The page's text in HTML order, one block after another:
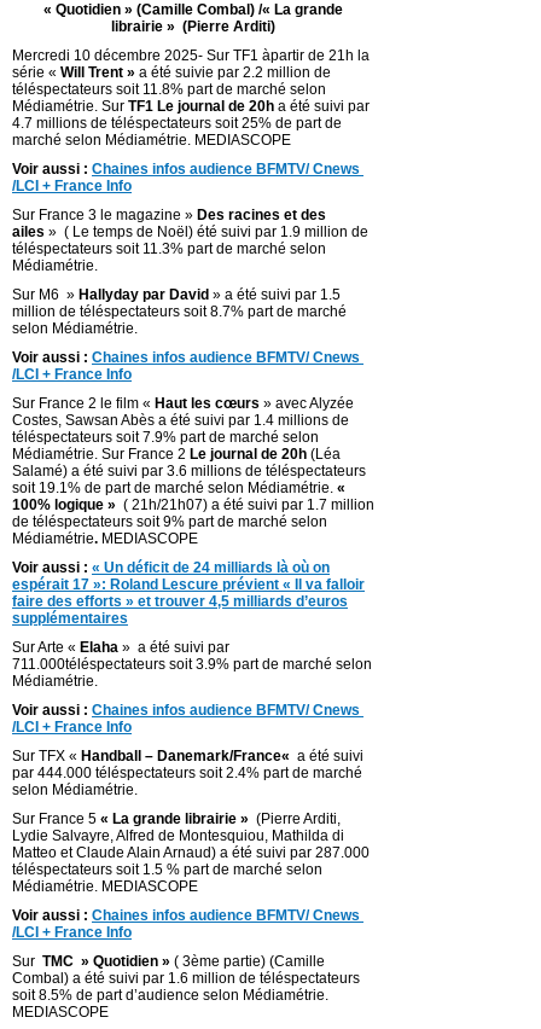
« Quotidien » (Camille Combal) /« La grande
librairie » (Pierre Arditi)
Mercredi 10 décembre 2025- Sur TF1 àpartir de 21h la
série « Will Trent » a été suivie par 2.2 million de
téléspectateurs soit 11.8% part de marché selon
Médiamétrie. Sur TF1 Le journal de 20h a été suivi par
4.7 millions de téléspectateurs soit 25% de part de
marché selon Médiamétrie. MEDIASCOPE
Voir aussi : Chaines infos audience BFMTV/ Cnews
/LCI + France Info
Sur France 3 le magazine » Des racines et des
ailes » ( Le temps de Noël) été suivi par 1.9 million de
téléspectateurs soit 11.3% part de marché selon
Médiamétrie.
Sur M6 » Hallyday par David » a été suivi par 1.5
million de téléspectateurs soit 8.7% part de marché
selon Médiamétrie.
Voir aussi : Chaines infos audience BFMTV/ Cnews
/LCI + France Info
Sur France 2 le film « Haut les cœurs » avec Alyzée
Costes, Sawsan Abès a été suivi par 1.4 millions de
téléspectateurs soit 7.9% part de marché selon
Médiamétrie. Sur France 2 Le journal de 20h (Léa
Salamé) a été suivi par 3.6 millions de téléspectateurs
soit 19.1% de part de marché selon Médiamétrie. «
100% logique » ( 21h/21h07) a été suivi par 1.7 million
de téléspectateurs soit 9% part de marché selon
Médiamétrie. MEDIASCOPE
Voir aussi : « Un déficit de 24 milliards là où on
espérait 17 »: Roland Lescure prévient « Il va falloir
faire des efforts » et trouver 4,5 milliards d’euros
supplémentaires
Sur Arte « Elaha » a été suivi par
711.000téléspectateurs soit 3.9% part de marché selon
Médiamétrie.
Voir aussi : Chaines infos audience BFMTV/ Cnews
/LCI + France Info
Sur TFX « Handball – Danemark/France« a été suivi
par 444.000 téléspectateurs soit 2.4% part de marché
selon Médiamétrie.
Sur France 5 « La grande librairie » (Pierre Arditi,
Lydie Salvayre, Alfred de Montesquiou, Mathilda di
Matteo et Claude Alain Arnaud) a été suivi par 287.000
téléspectateurs soit 1.5 % part de marché selon
Médiamétrie. MEDIASCOPE
Voir aussi : Chaines infos audience BFMTV/ Cnews
/LCI + France Info
Sur TMC » Quotidien » ( 3ème partie) (Camille
Combal) a été suivi par 1.6 million de téléspectateurs
soit 8.5% de part d’audience selon Médiamétrie.
MEDIASCOPE